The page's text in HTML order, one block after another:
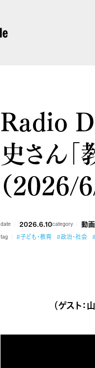
Radio
史さん「
（2026/
date 2026.6.10category 動画
tag #子ども・教育 #政治・社会
（ゲスト